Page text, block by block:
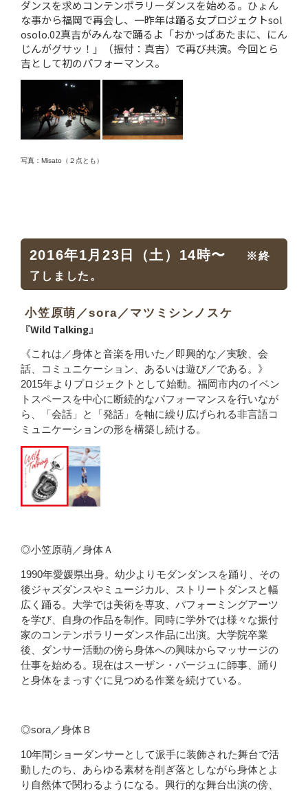
ダンスを求めコンテンポラリーダンスを始める。ひょん
な事から福岡で再会し、一昨年は踊る女プロジェクトsol
osolo.02真吉がみんなで踊るよ「おかっぱあたまに、にん
じんがグサッ！」（振付：真吉）で再び共演。今回とら
吉として初のパフォーマンス。
写真：Misato（２点とも）
2016年1月23日（土）14時〜
※終
了しました。
小笠原萌／sora／マツミシンノスケ
『Wild Talking』
《これは／身体と音楽を用いた／即興的な／実験、会
話、コミュニケーション、あるいは遊び／である。》
2015年よりプロジェクトとして始動。福岡市内のイベン
トスペースを中心に断続的なパフォーマンスを行いなが
ら、「会話」と「発話」を軸に繰り広げられる非言語コ
ミュニケーションの形を構築し続ける。
◎小笠原萌／身体Ａ
1990年愛媛県出身。幼少よりモダンダンスを踊り、その
後ジャズダンスやミュージカル、ストリートダンスと幅
広く踊る。大学では美術を専攻、パフォーミングアーツ
を学び、自身の作品を制作。同時に学外では様々な振付
家のコンテンポラリーダンス作品に出演。大学院卒業
後、ダンサー活動の傍ら身体への興味からマッサージの
仕事を始める。現在はスーザン・バージュに師事、踊り
と身体をまっすぐに見つめる作業を続けている。
◎sora／身体Ｂ
10年間ショーダンサーとして派手に装飾された舞台で活
動したのち、あらゆる素材を削ぎ落としながら身体とよ
り自然体で関わるようになる。興行的な舞台出演の傍、